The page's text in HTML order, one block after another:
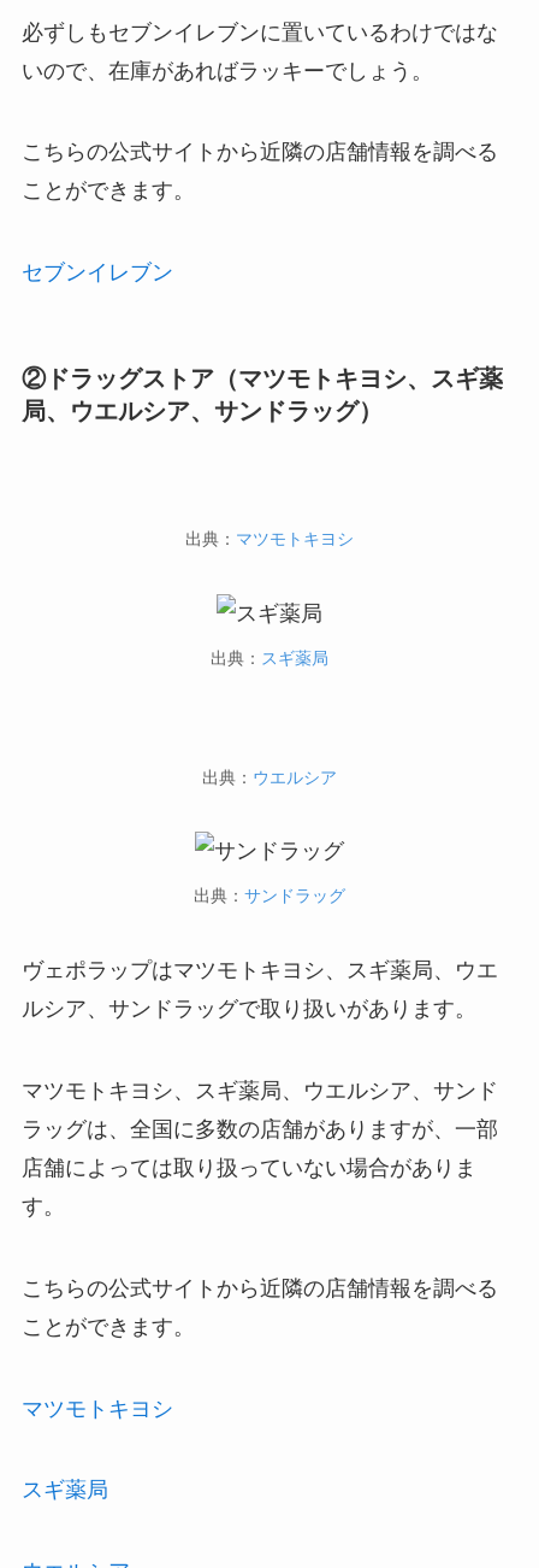
必ずしもセブンイレブンに置いているわけではな
いので、在庫があればラッキーでしょう。
こちらの公式サイトから近隣の店舗情報を調べる
ことができます。
セブンイレブン
②ドラッグストア（マツモトキヨシ、スギ薬
局、ウエルシア、サンドラッグ）
出典： マツモトキヨシ
出典： スギ薬局
出典： ウエルシア
出典： サンドラッグ
ヴェポラップはマツモトキヨシ、スギ薬局、ウエ
ルシア、サンドラッグで取り扱いがあります。
マツモトキヨシ、スギ薬局、ウエルシア、サンド
ラッグは、全国に多数の店舗がありますが、一部
店舗によっては取り扱っていない場合がありま
す。
こちらの公式サイトから近隣の店舗情報を調べる
ことができます。
マツモトキヨシ
スギ薬局